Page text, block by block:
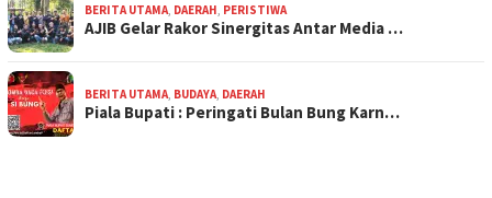
BERITA UTAMA, DAERAH, PERISTIWA
AJIB Gelar Rakor Sinergitas Antar Media …
BERITA UTAMA, BUDAYA, DAERAH
Piala Bupati : Peringati Bulan Bung Karn…